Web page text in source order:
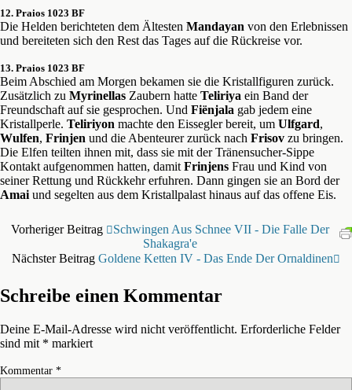
12. Praios 1023 BF
Die Helden berichteten dem Ältesten Mandayan von den Erlebnissen
und bereiteten sich den Rest das Tages auf die Rückreise vor.
13. Praios 1023 BF
Beim Abschied am Morgen bekamen sie die Kristallfiguren zurück.
Zusätzlich zu Myrinellas Zaubern hatte Teliriya ein Band der
Freundschaft auf sie gesprochen. Und Fiënjala gab jedem eine
Kristallperle. Teliriyon machte den Eissegler bereit, um Ulfgard,
Wulfen, Frinjen und die Abenteurer zurück nach Frisov zu bringen.
Die Elfen teilten ihnen mit, dass sie mit der Tränensucher-Sippe
Kontakt aufgenommen hatten, damit Frinjens Frau und Kind von
seiner Rettung und Rückkehr erfuhren. Dann gingen sie an Bord der
Amai und segelten aus dem Kristallpalast hinaus auf das offene Eis.
Vorheriger Beitrag
Schwingen Aus Schnee VII - Die Falle Der
Shakagra'e
Nächster Beitrag Goldene Ketten IV - Das Ende Der Ornaldinen
Schreibe einen Kommentar
Deine E-Mail-Adresse wird nicht veröffentlicht. Erforderliche Felder
sind mit * markiert
Kommentar *